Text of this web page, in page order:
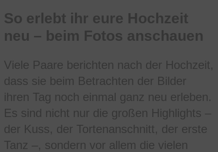
So erlebt ihr eure Hochzeit
neu – beim Fotos anschauen
Viele Paare berichten nach der Hochzeit,
dass sie beim Betrachten der Bilder
ihren Tag noch einmal ganz neu erleben.
Es sind nicht nur die großen Highlights –
der Kuss, der Tortenanschnitt, der erste
Tanz –, sondern vor allem die vielen